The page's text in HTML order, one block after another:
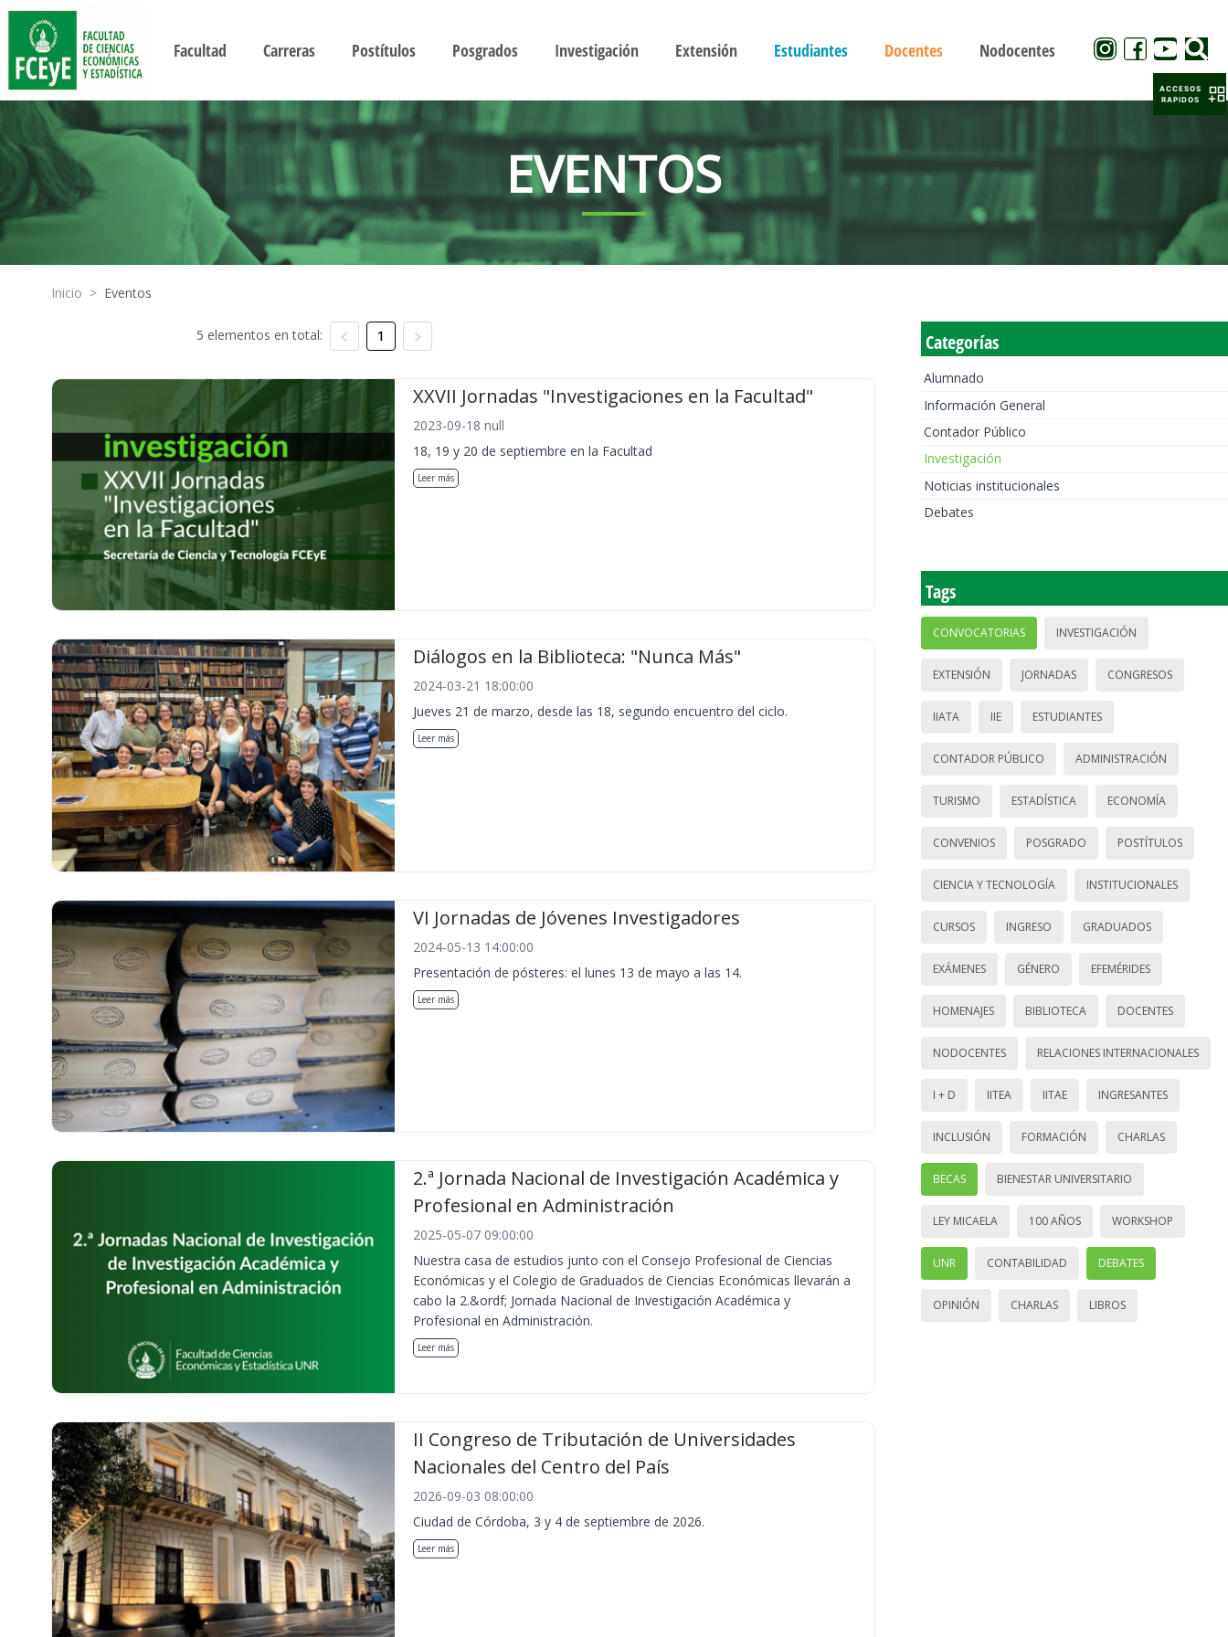
Facultad Carreras Postítulos Posgrados Investigación Extensión Estudiantes Docentes Nodocentes
EVENTOS
Inicio > Eventos
5 elementos en total: 1
XXVII Jornadas "Investigaciones en la Facultad"
2023-09-18 null
18, 19 y 20 de septiembre en la Facultad
Leer más
Diálogos en la Biblioteca: "Nunca Más"
2024-03-21 18:00:00
Jueves 21 de marzo, desde las 18, segundo encuentro del ciclo.
Leer más
VI Jornadas de Jóvenes Investigadores
2024-05-13 14:00:00
Presentación de pósteres: el lunes 13 de mayo a las 14.
Leer más
2.ª Jornada Nacional de Investigación Académica y
Profesional en Administración
2025-05-07 09:00:00
Nuestra casa de estudios junto con el Consejo Profesional de Ciencias
Económicas y el Colegio de Graduados de Ciencias Económicas llevarán a
cabo la 2.&ordf; Jornada Nacional de Investigación Académica y
Profesional en Administración.
Leer más
II Congreso de Tributación de Universidades
Nacionales del Centro del País
2026-09-03 08:00:00
Ciudad de Córdoba, 3 y 4 de septiembre de 2026.
Leer más
Categorías
Alumnado
Información General
Contador Público
Investigación
Noticias institucionales
Debates
Tags
CONVOCATORIAS INVESTIGACIÓN
EXTENSIÓN JORNADAS CONGRESOS
IIATA IIE ESTUDIANTES
CONTADOR PÚBLICO ADMINISTRACIÓN
TURISMO ESTADÍSTICA ECONOMÍA
CONVENIOS POSGRADO POSTÍTULOS
CIENCIA Y TECNOLOGÍA INSTITUCIONALES
CURSOS INGRESO GRADUADOS
EXÁMENES GÉNERO EFEMÉRIDES
HOMENAJES BIBLIOTECA DOCENTES
NODOCENTES RELACIONES INTERNACIONALES
I + D IITEA IITAE INGRESANTES
INCLUSIÓN FORMACIÓN CHARLAS
BECAS BIENESTAR UNIVERSITARIO
LEY MICAELA 100 AÑOS WORKSHOP
UNR CONTABILIDAD DEBATES
OPINIÓN CHARLAS LIBROS
ACCESOS
RAPIDOS